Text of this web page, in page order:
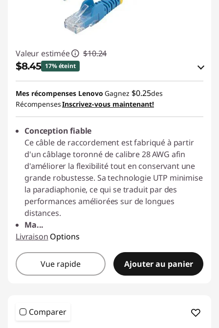
Valeur estimée $10.24
$8.45 17% éteint
Économies en bon de réduction en ligne :
-$1.79
Utiliser un bon de réduction en ligne :
STARTECHPROMOCA
Mes récompenses Lenovo Gagnez $0.25des
RécompensesInscrivez-vous maintenant!
Conception fiable
Ce câble de raccordement est fabriqué à partir
d'un câblage toronné de calibre 28 AWG afin
d'améliorer la flexibilité tout en conservant une
grande robustesse. Sa technologie UTP minimise
la paradiaphonie, ce qui se traduit par des
performances améliorées sur de longues
distances.
Ma...
Livraison Options
Vue rapide Ajouter au panier
Comparer